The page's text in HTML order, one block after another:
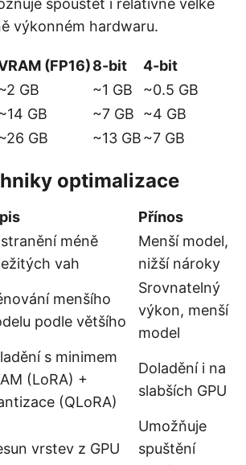
spouštět i relativně velké
výkonném hardwaru.
(FP16)8-bit
4-bit
GB ~1 GB
~0.5 GB
GB ~7 GB
~4 GB
GB ~13 GB~7 GB
optimalizace
Přínos
méně
vah
Menší model,
nižší nároky
menšího
podle většího
Srovnatelný
výkon, menší
model
s minimem
(LoRA) +
(QLoRA)
Doladění i na
slabších GPU
vrstev z GPU
Umožňuje
spuštění